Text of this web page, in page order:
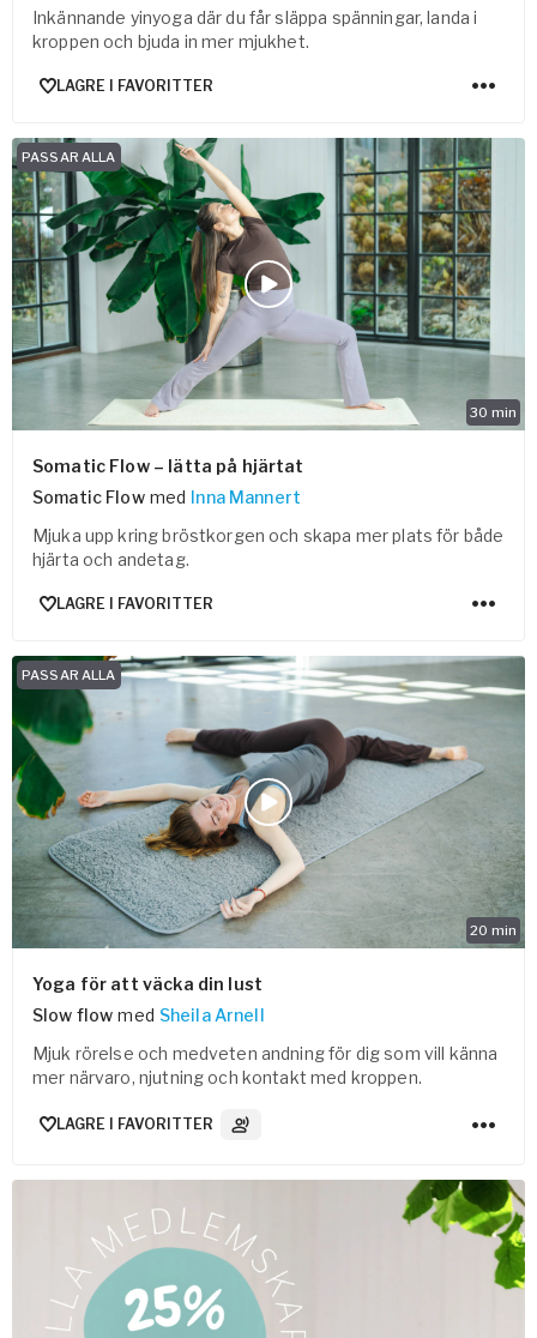
Inkännande yinyoga där du får släppa spänningar, landa i
kroppen och bjuda in mer mjukhet.
LAGRE I FAVORITTER
30 min
PASSAR ALLA
Somatic Flow – lätta på hjärtat
Somatic Flow med Inna Mannert
Mjuka upp kring bröstkorgen och skapa mer plats för både
hjärta och andetag.
LAGRE I FAVORITTER
20 min
PASSAR ALLA
Yoga för att väcka din lust
Slow flow med Sheila Arnell
Mjuk rörelse och medveten andning för dig som vill känna
mer närvaro, njutning och kontakt med kroppen.
LAGRE I FAVORITTER 3 Lydspor